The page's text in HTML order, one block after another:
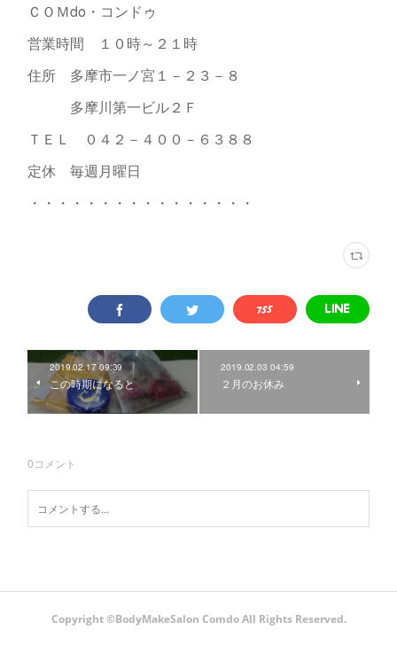
ＣＯＭdo・コンドゥ
営業時間 １０時～２１時
住所 多摩市一ノ宮１－２３－８
多摩川第一ビル２Ｆ
ＴＥＬ ０４２－４００－６３８８
定休 毎週月曜日
・・・・・・・・・・・・・・・・
2019.02.17 09:39
この時期になると
2019.02.03 04:59
２月のお休み
0コメント
Copyright ©️BodyMakeSalon Comdo All Rights Reserved.